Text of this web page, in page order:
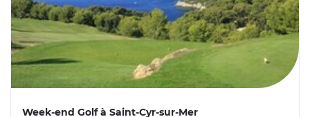
Week-end Golf à Saint-Cyr-sur-Mer